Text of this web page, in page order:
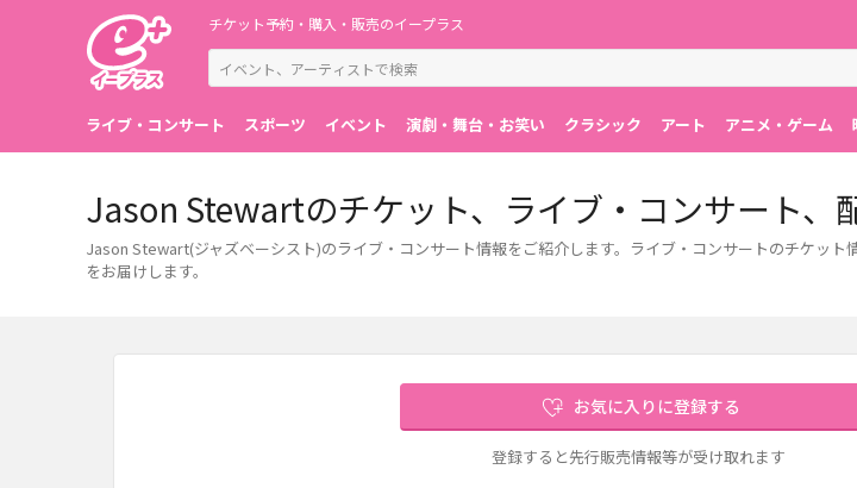
チケット予約・購入・販売のイープラス
ライブ・コンサート スポーツ イベント 演劇・舞台・お笑い クラシック アート アニメ・ゲーム
Jason Stewartのチケット、ライブ・コンサート、
Jason Stewart(ジャズベーシスト)のライブ・コンサート情報をご紹介します。ライブ・コンサートのチケッ
をお届けします。
お気に入りに登録する
登録すると先行販売情報等が受け取れます